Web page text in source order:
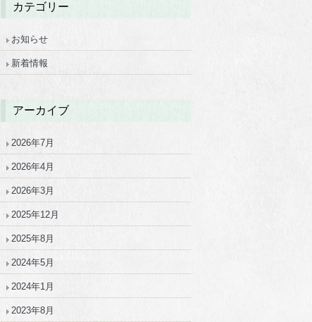
カテゴリー
お知らせ
新着情報
アーカイブ
2026年7月
2026年4月
2026年3月
2025年12月
2025年8月
2024年5月
2024年1月
2023年8月